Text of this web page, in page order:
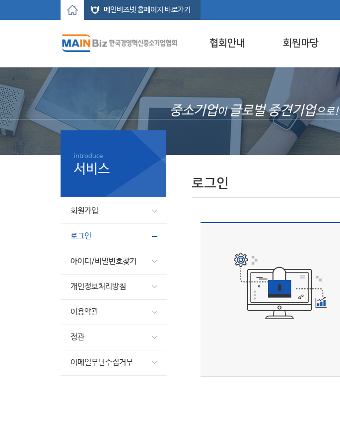
협회안내 회원마당
메인비즈넷 홈페이지 바로가기
중소기업이글로벌 중견기업으로!
introduce
서비스
회원가입
로그인
아이디/비밀번호찾기
개인정보처리방침
이용약관
정관
이메일무단수집거부
로그인